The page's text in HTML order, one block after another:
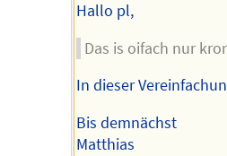
Hallo pl,
Das is oifach nur
In dieser
Bis demnächst
Matthias